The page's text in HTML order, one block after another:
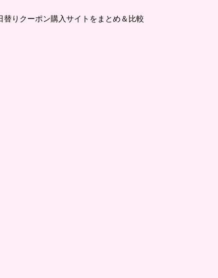
りクーポン購入サイトをまとめ＆比較